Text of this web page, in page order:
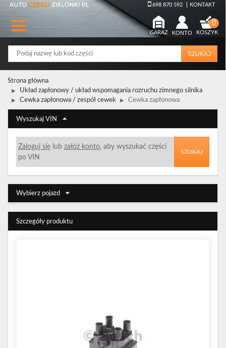
698 870 592 KONTAKT
GARAŻ KONTO KOSZYK
SZUKAJ
Strona główna
Układ zapłonowy / układ wspomagania rozruchu zimnego silnika
Cewka zapłonowa / zespół cewek
Cewka zapłonowa
Wyszukaj VIN
Zaloguj się lub załóż konto, aby wyszukać części
po VIN
SZUKAJ
Wybierz pojazd
Szczegóły produktu